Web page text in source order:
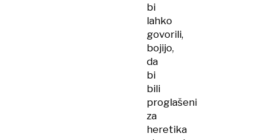
bi
lahko
govorili,
bojijo,
da
bi
bili
proglašeni
za
heretika